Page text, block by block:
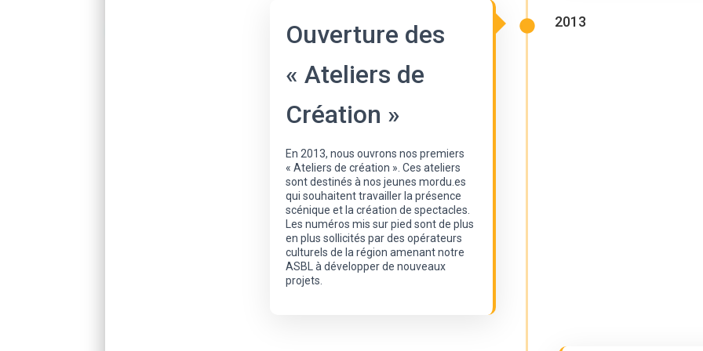
2013
Ouverture des
« Ateliers de
Création »
En 2013, nous ouvrons nos premiers
« Ateliers de création ». Ces ateliers
sont destinés à nos jeunes mordu.es
qui souhaitent travailler la présence
scénique et la création de spectacles.
Les numéros mis sur pied sont de plus
en plus sollicités par des opérateurs
culturels de la région amenant notre
ASBL à développer de nouveaux
projets.